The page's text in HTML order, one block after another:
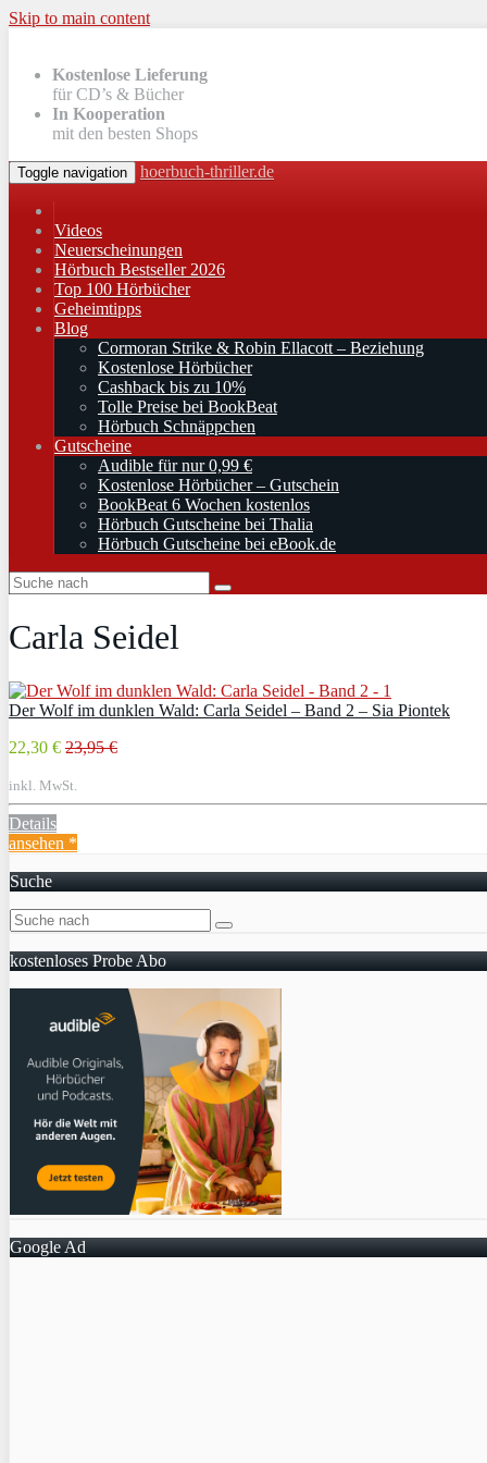
Skip to main content
Kostenlose Lieferung
für CD’s & Bücher
In Kooperation
mit den besten Shops
Toggle navigation hoerbuch-thriller.de
Videos
Neuerscheinungen
Hörbuch Bestseller 2026
Top 100 Hörbücher
Geheimtipps
Blog
Cormoran Strike & Robin Ellacott – Beziehung
Kostenlose Hörbücher
Cashback bis zu 10%
Tolle Preise bei BookBeat
Hörbuch Schnäppchen
Gutscheine
Audible für nur 0,99 €
Kostenlose Hörbücher – Gutschein
BookBeat 6 Wochen kostenlos
Hörbuch Gutscheine bei Thalia
Hörbuch Gutscheine bei eBook.de
Carla Seidel
Der Wolf im dunklen Wald: Carla Seidel – Band 2 – Sia Piontek
22,30 € 23,95 €
inkl. MwSt.
Details
ansehen *
Suche
kostenloses Probe Abo
Google Ad